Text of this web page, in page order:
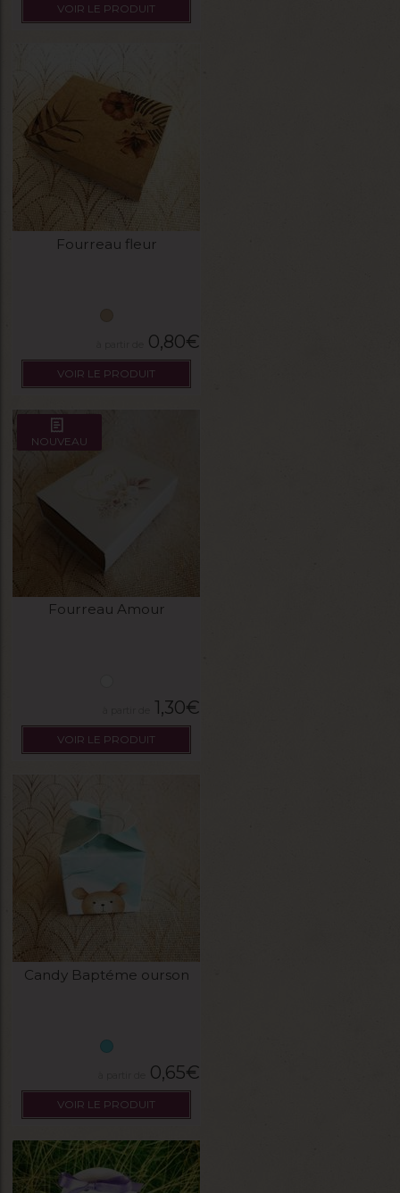
VOIR LE PRODUIT
Fourreau fleur
0,80€
VOIR LE PRODUIT
NOUVEAU
Fourreau Amour
1,30€
VOIR LE PRODUIT
Candy Baptéme ourson
0,65€
VOIR LE PRODUIT